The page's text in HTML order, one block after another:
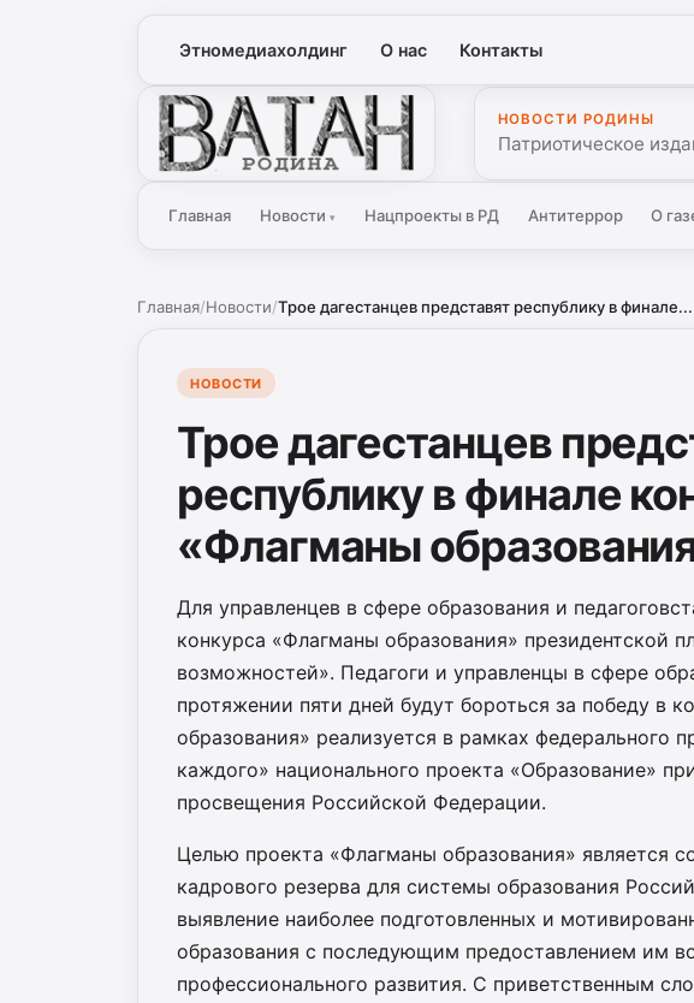
Этномедиахолдинг О нас Контакты
Ватан
НОВОСТИ РОДИНЫ
Патриотическое
Главная Новости▾ Нацпроекты в РД Антитеррор О
Главная/Новости/Трое дагестанцев представят республику в финале...
НОВОСТИ
Трое дагестанцев
республику в финале
«Флагманы
Для управленцев в сфере образования и
конкурса «Флагманы образования» президентской
возможностей». Педагоги и управленцы в сфере
протяжении пяти дней будут бороться за победу в
образования» реализуется в рамках федерального
каждого» национального проекта «Образование»
просвещения Российской Федерации.
Целью проекта «Флагманы образования» является
кадрового резерва для системы образования
выявление наиболее подготовленных и
образования с последующим предоставлением им
профессионального развития. С приветственным